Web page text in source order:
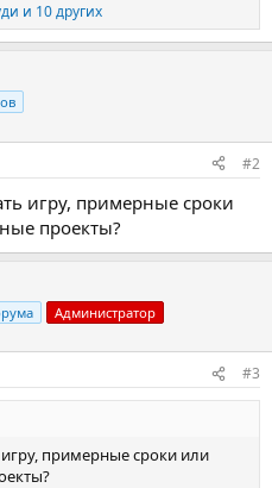
и 10 других
#2
игру, примерные сроки
проекты?
Администратор
#3
примерные сроки или